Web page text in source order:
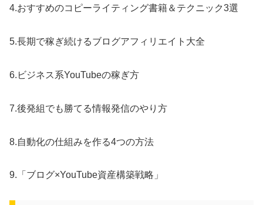
4.おすすめのコピーライティング書籍＆テクニック3選
5.長期で稼ぎ続けるブログアフィリエイト大全
6.ビジネス系YouTubeの稼ぎ方
7.後発組でも勝てる情報発信のやり方
8.自動化の仕組みを作る4つの方法
9.「ブログ×YouTube資産構築戦略」